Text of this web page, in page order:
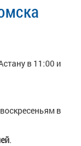
в 11:00 и
в
.